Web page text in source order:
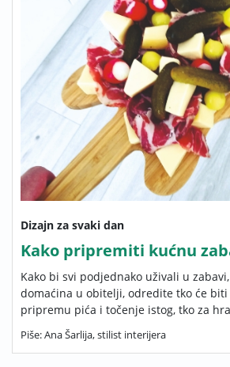
Dizajn za svaki dan
Kako pripremiti kućnu
Kako bi svi podjednako uživali u
domaćina u obitelji, odredite tko će biti
pripremu pića i točenje istog, tko za
Piše: Ana Šarlija, stilist interijera